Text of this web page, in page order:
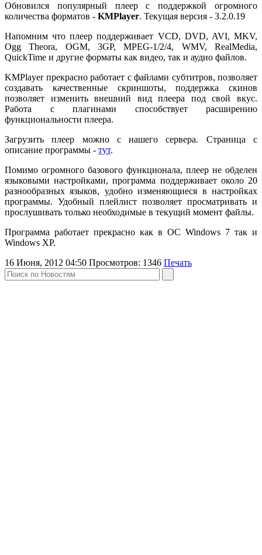
Обновился популярный плеер с поддержкой огромного
количества форматов - KMPlayer. Текущая версия - 3.2.0.19
Напомним что плеер поддерживает VCD, DVD, AVI, MKV,
Ogg Theora, OGM, 3GP, MPEG-1/2/4, WMV, RealMedia,
QuickTime и другие форматы как видео, так и аудио файлов.
KMPlayer прекрасно работает с файлами субтитров, позволяет
создавать качественные скриншоты, поддержка скинов
позволяет изменить внешний вид плеера под свой вкус.
Работа с плагинами способствует расширению
функциональности плеера.
Загрузить плеер можно с нашего сервера. Страница с
описание программы - тут.
Помимо огромного базового функционала, плеер не обделен
языковыми настройками, программа поддерживает около 20
разнообразных языков, удобно изменяющиеся в настройках
программы. Удобный плейлист позволяет просматривать и
прослушивать только необходимые в текущий момент файлы.
Программа работает прекрасно как в ОС Windows 7 так и
Windows XP.
16 Июня, 2012 04:50 Просмотров: 1346 Печать